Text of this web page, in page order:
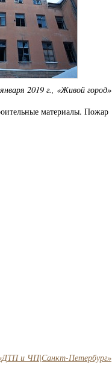
2019 г., «Живой город»
материалы. Пожар
и ЧП|Санкт-Петербург»